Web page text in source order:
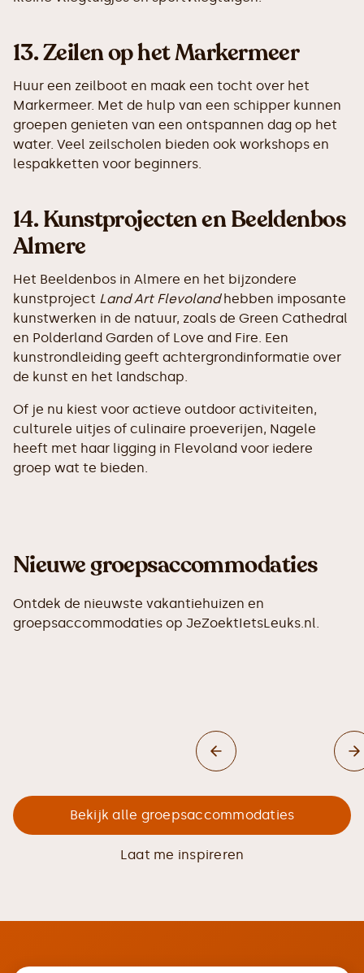
13.Zeilen op het Markermeer
Huur een zeilboot en maak een tocht over het
Markermeer. Met de hulp van een schipper kunnen
groepen genieten van een ontspannen dag op het
water. Veel zeilscholen bieden ook workshops en
lespakketten voor beginners.
14.Kunstprojecten en Beeldenbos
Almere
Het Beeldenbos in Almere en het bijzondere
kunstproject Land Art Flevolandhebben imposante
kunstwerken in de natuur, zoals de Green Cathedral
en Polderland Garden of Love and Fire. Een
kunstrondleiding geeft achtergrondinformatie over
de kunst en het landschap.
Of je nu kiest voor actieve outdoor activiteiten,
culturele uitjes of culinaire proeverijen, Nagele
heeft met haar ligging in Flevoland voor iedere
groep wat te bieden.
Nieuwe groepsaccommodaties
Ontdek de nieuwste vakantiehuizen en
groepsaccommodaties op JeZoektIetsLeuks.nl.
Bekijk alle groepsaccommodaties
Laat me inspireren